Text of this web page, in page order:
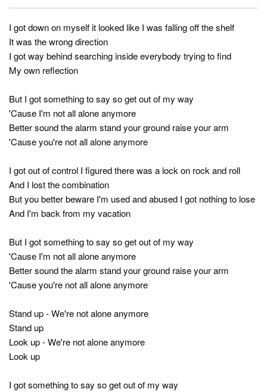
I got down on myself it looked like I was falling off the shelf
It was the wrong direction
I got way behind searching inside everybody trying to find
My own reflection
But I got something to say so get out of my way
'Cause I'm not all alone anymore
Better sound the alarm stand your ground raise your arm
'Cause you're not all alone anymore
I got out of control I figured there was a lock on rock and roll
And I lost the combination
But you better beware I'm used and abused I got nothing to lose
And I'm back from my vacation
But I got something to say so get out of my way
'Cause I'm not all alone anymore
Better sound the alarm stand your ground raise your arm
'Cause you're not all alone anymore
Stand up - We're not alone anymore
Stand up
Look up - We're not alone anymore
Look up
I got something to say so get out of my way